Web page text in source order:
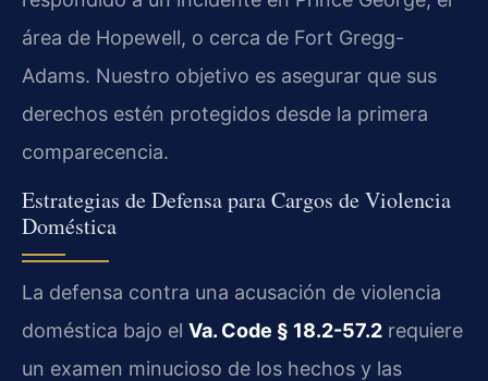
área de Hopewell, o cerca de Fort Gregg-
Adams. Nuestro objetivo es asegurar que sus
derechos estén protegidos desde la primera
comparecencia.
Estrategias de Defensa para Cargos de Violencia
Doméstica
La defensa contra una acusación de violencia
doméstica bajo el Va. Code § 18.2-57.2 requiere
un examen minucioso de los hechos y las